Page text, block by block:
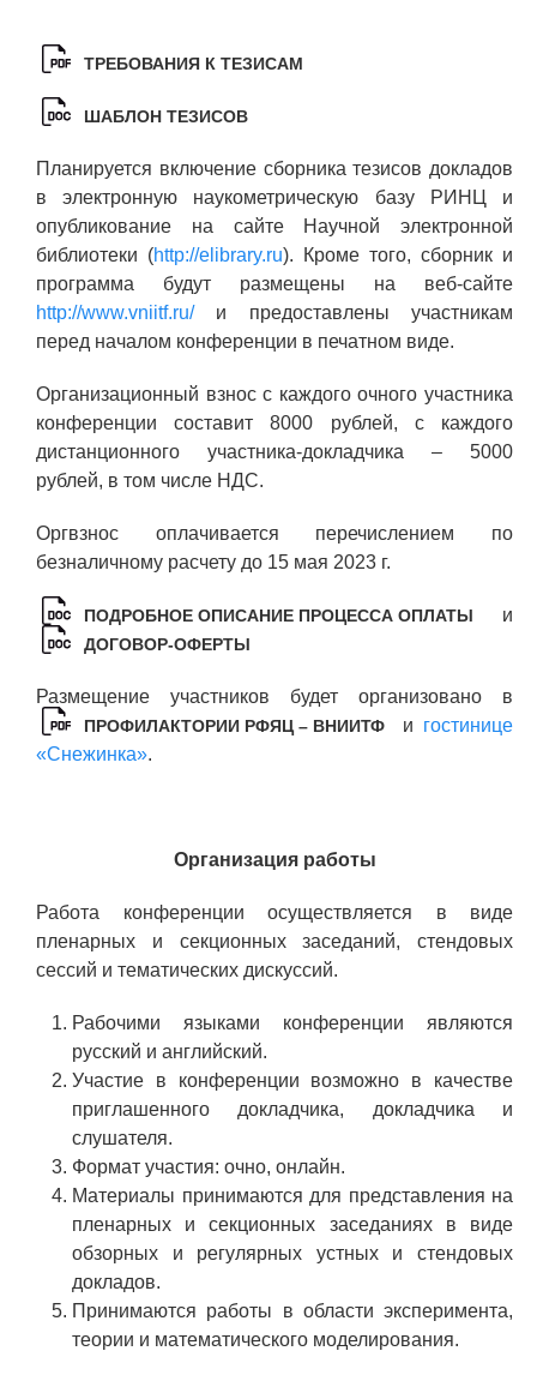
ТРЕБОВАНИЯ К ТЕЗИСАМ
ШАБЛОН ТЕЗИСОВ
Планируется включение сборника тезисов докладов
в электронную наукометрическую базу РИНЦ и
опубликование на сайте Научной электронной
библиотеки (http://elibrary.ru). Кроме того, сборник и
программа будут размещены на веб-сайте
http://www.vniitf.ru/и предоставлены участникам
перед началом конференции в печатном виде.
Организационный взнос с каждого очного участника
конференции составит 8000 рублей, с каждого
дистанционного участника-докладчика – 5000
рублей, в том числе НДС.
Оргвзнос оплачивается перечислением по
безналичному расчету до 15 мая 2023 г.
ПОДРОБНОЕ ОПИСАНИЕ ПРОЦЕССА ОПЛАТЫ и
ДОГОВОР-ОФЕРТЫ
Размещение участников будет организовано в
ПРОФИЛАКТОРИИ РФЯЦ – ВНИИТФ и гостинице
«Снежинка».
Организация работы
Работа конференции осуществляется в виде
пленарных и секционных заседаний, стендовых
сессий и тематических дискуссий.
Рабочими языками конференции являются
русский и английский.
Участие в конференции возможно в качестве
приглашенного докладчика, докладчика и
слушателя.
Формат участия: очно, онлайн.
Материалы принимаются для представления на
пленарных и секционных заседаниях в виде
обзорных и регулярных устных и стендовых
докладов.
Принимаются работы в области эксперимента,
теории и математического моделирования.